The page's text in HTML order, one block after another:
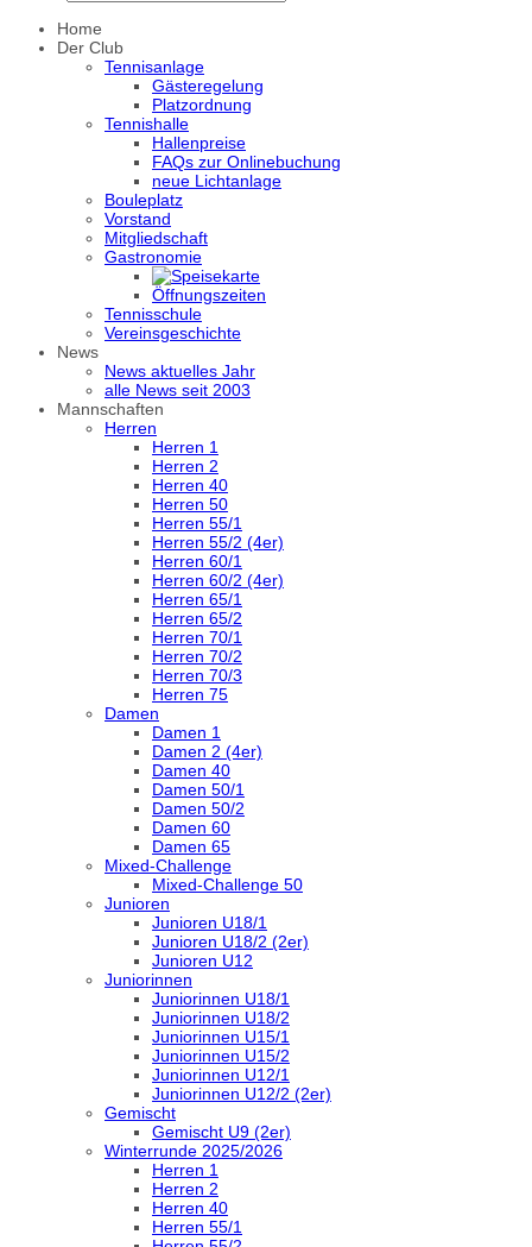
Home
Der Club
Tennisanlage
Gästeregelung
Platzordnung
Tennishalle
Hallenpreise
FAQs zur Onlinebuchung
neue Lichtanlage
Bouleplatz
Vorstand
Mitgliedschaft
Gastronomie
Öffnungszeiten
Tennisschule
Vereinsgeschichte
News
News aktuelles Jahr
alle News seit 2003
Mannschaften
Herren
Herren 1
Herren 2
Herren 40
Herren 50
Herren 55/1
Herren 55/2 (4er)
Herren 60/1
Herren 60/2 (4er)
Herren 65/1
Herren 65/2
Herren 70/1
Herren 70/2
Herren 70/3
Herren 75
Damen
Damen 1
Damen 2 (4er)
Damen 40
Damen 50/1
Damen 50/2
Damen 60
Damen 65
Mixed-Challenge
Mixed-Challenge 50
Junioren
Junioren U18/1
Junioren U18/2 (2er)
Junioren U12
Juniorinnen
Juniorinnen U18/1
Juniorinnen U18/2
Juniorinnen U15/1
Juniorinnen U15/2
Juniorinnen U12/1
Juniorinnen U12/2 (2er)
Gemischt
Gemischt U9 (2er)
Winterrunde 2025/2026
Herren 1
Herren 2
Herren 40
Herren 55/1